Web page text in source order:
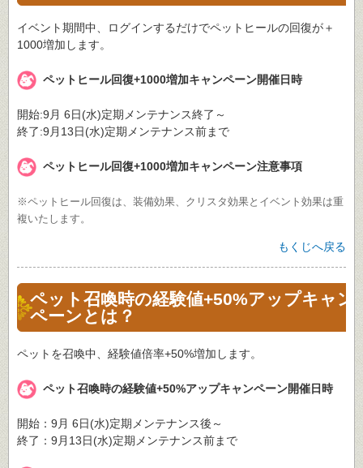
イベント期間中、ログインするだけでペットヒールの回復が＋
1000増加します。
ペットヒール回復+1000増加キャンペーン開催日時
開始:9月 6日(水)定期メンテナンス終了～
終了:9月13日(水)定期メンテナンス前まで
ペットヒール回復+1000増加キャンペーン注意事項
※ペットヒール回復は、装備効果、クリスタ効果とイベント効果は重
複いたします。
もくじへ戻る
ペット召喚時の経験値+50%アップキャン
ペーンとは？
ペットを召喚中、経験値倍率+50%増加します。
ペット召喚時の経験値+50%アップキャンペーン開催日時
開始：9月 6日(水)定期メンテナンス後～
終了：9月13日(水)定期メンテナンス前まで